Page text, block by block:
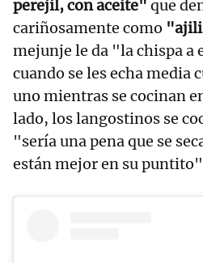
perejil, con aceite" que
cariñosamente como
mejunje le da "la chispa a
cuando se les echa media
uno mientras se cocinan
lado, los langostinos se
"sería una pena que se
están mejor en su